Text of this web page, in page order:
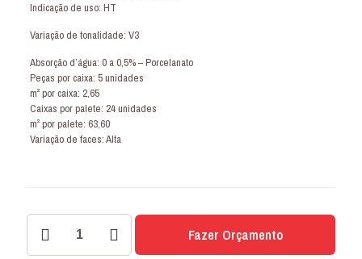
Indicação de uso: HT
Variação de tonalidade: V3
Absorção d’água: 0 a 0,5% – Porcelanato
Peças por caixa: 5 unidades
m² por caixa: 2,65
Caixas por palete: 24 unidades
m² por palete: 63,60
Variação de faces: Alta
PORCELANATO
73x73
Fazer Orçamento